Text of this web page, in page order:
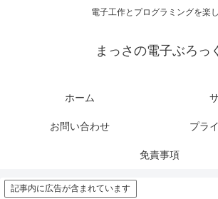
電子工作とプログラミングを楽
まっさの電子ぶろっ
ホーム
お問い合わせ プラ
免責事項
記事内に広告が含まれています